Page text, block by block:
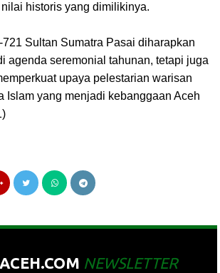
historis yang dimilikinya.
Sultan Sumatra Pasai diharapkan
agenda seremonial tahunan, tetapi juga
upaya pelestarian warisan
Islam yang menjadi kebanggaan Aceh
NEWSLETTER